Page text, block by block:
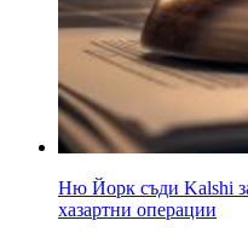
Ню Йорк съди Kalshi
хазартни операции